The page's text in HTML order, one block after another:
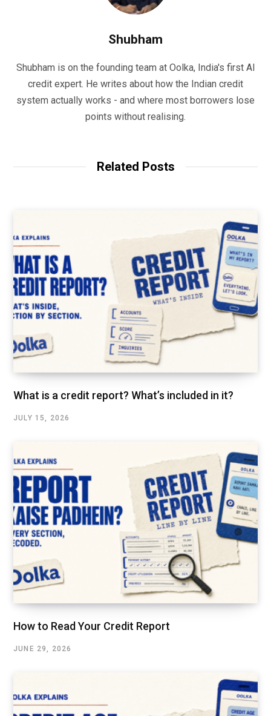
Shubham
Shubham is on the founding team at Oolka, India's first AI
credit expert. He writes about how the Indian credit
system actually works - and where most borrowers lose
points without realising.
Related Posts
What is a credit report? What’s included in it?
JULY 15, 2026
How to Read Your Credit Report
JUNE 29, 2026